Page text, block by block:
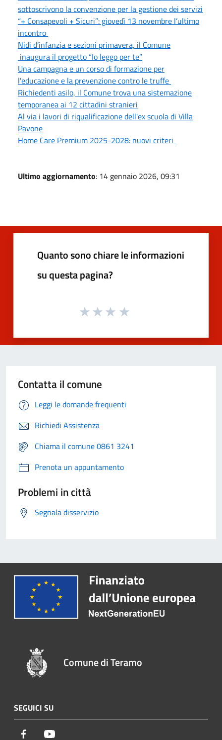
sottoscrivono la convenzione per la gestione dei servizi
“+ Consapevoli + Sicuri”: giovedì 13 novembre l’ultimo
incontro
Nidi d’infanzia e sezioni primavera, il Comune
inaugura il progetto “Io leggo per te”
Una campagna e un corso di formazione per
l'educazione e la prevenzione contro le truffe
Richiedenti asilo, il Comune trova una sistemazione
temporanea ai 12 cittadini stranieri
Al via i lavori di riqualificazione dell'ex scuola di Villa
Pavone
Home Care Premium 2025-2028: nuovi criteri
Ultimo aggiornamento: 14 gennaio 2026, 09:31
Quanto sono chiare le informazioni
su questa pagina?
Contatta il comune
Leggi le domande frequenti
Richiedi Assistenza
Chiama il comune 0861 3241
Prenota un appuntamento
Problemi in città
Segnala disservizio
Comune di Teramo
SEGUICI SU
Facebook